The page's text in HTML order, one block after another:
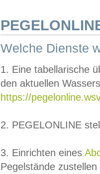
Welche Dienste
1. Eine tabellarische
den aktuellen
https://
2. PEGELONLINE
3. Einrichten eines
Pegelstände